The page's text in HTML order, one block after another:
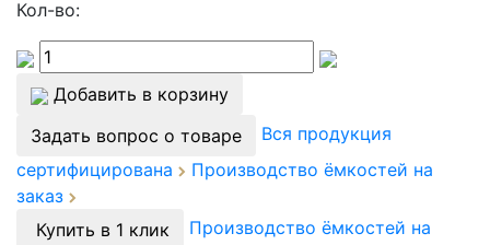
Кол-во:
Добавить в корзину
Задать вопрос о товаре
Вся продукция
сертифицирована
Производство ёмкостей на
заказ
Купить в 1 клик
Производство ёмкостей на